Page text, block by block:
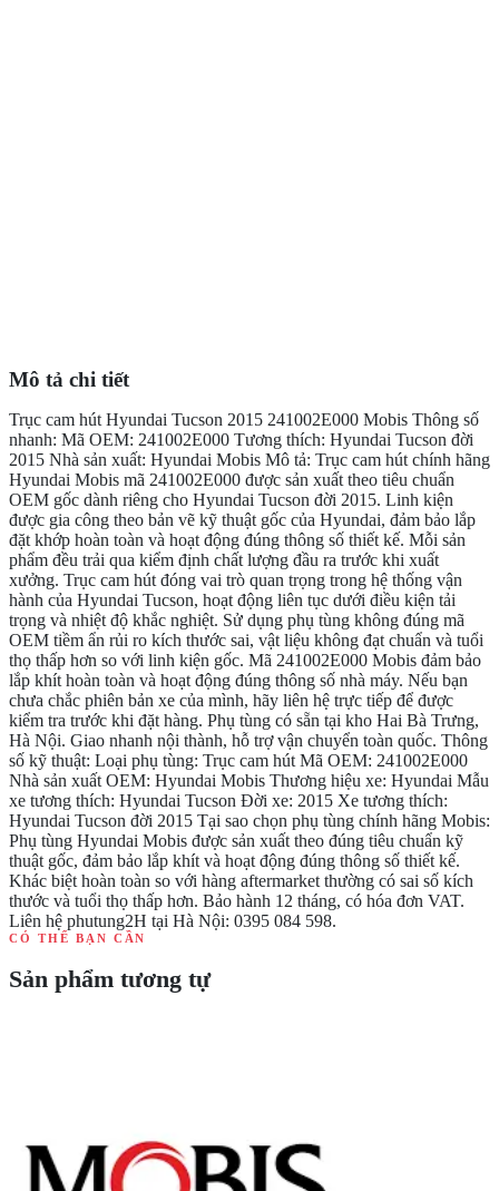
Mô tả chi tiết
Trục cam hút Hyundai Tucson 2015 241002E000 Mobis Thông số
nhanh: Mã OEM: 241002E000 Tương thích: Hyundai Tucson đời
2015 Nhà sản xuất: Hyundai Mobis Mô tả: Trục cam hút chính hãng
Hyundai Mobis mã 241002E000 được sản xuất theo tiêu chuẩn
OEM gốc dành riêng cho Hyundai Tucson đời 2015. Linh kiện
được gia công theo bản vẽ kỹ thuật gốc của Hyundai, đảm bảo lắp
đặt khớp hoàn toàn và hoạt động đúng thông số thiết kế. Mỗi sản
phẩm đều trải qua kiểm định chất lượng đầu ra trước khi xuất
xưởng. Trục cam hút đóng vai trò quan trọng trong hệ thống vận
hành của Hyundai Tucson, hoạt động liên tục dưới điều kiện tải
trọng và nhiệt độ khắc nghiệt. Sử dụng phụ tùng không đúng mã
OEM tiềm ẩn rủi ro kích thước sai, vật liệu không đạt chuẩn và tuổi
thọ thấp hơn so với linh kiện gốc. Mã 241002E000 Mobis đảm bảo
lắp khít hoàn toàn và hoạt động đúng thông số nhà máy. Nếu bạn
chưa chắc phiên bản xe của mình, hãy liên hệ trực tiếp để được
kiểm tra trước khi đặt hàng. Phụ tùng có sẵn tại kho Hai Bà Trưng,
Hà Nội. Giao nhanh nội thành, hỗ trợ vận chuyển toàn quốc. Thông
số kỹ thuật: Loại phụ tùng: Trục cam hút Mã OEM: 241002E000
Nhà sản xuất OEM: Hyundai Mobis Thương hiệu xe: Hyundai Mẫu
xe tương thích: Hyundai Tucson Đời xe: 2015 Xe tương thích:
Hyundai Tucson đời 2015 Tại sao chọn phụ tùng chính hãng Mobis:
Phụ tùng Hyundai Mobis được sản xuất theo đúng tiêu chuẩn kỹ
thuật gốc, đảm bảo lắp khít và hoạt động đúng thông số thiết kế.
Khác biệt hoàn toàn so với hàng aftermarket thường có sai số kích
thước và tuổi thọ thấp hơn. Bảo hành 12 tháng, có hóa đơn VAT.
Liên hệ phutung2H tại Hà Nội: 0395 084 598.
CÓ THỂ BẠN CẦN
Sản phẩm tương tự